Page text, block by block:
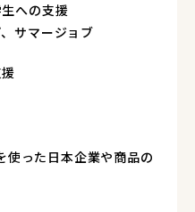
への支援
サマージョブ
った日本企業や商品の